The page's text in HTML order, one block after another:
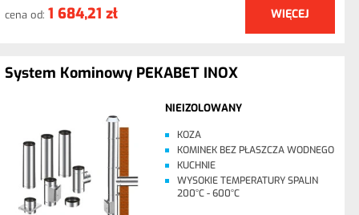
cena od: 1 684,21 zł WIĘCEJ
System Kominowy PEKABET INOX
NIEIZOLOWANY
KOZA
KOMINEK BEZ PŁASZCZA WODNEGO
KUCHNIE
WYSOKIE TEMPERATURY SPALIN
200°C - 600°C